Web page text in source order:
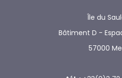
Île du
Bâtiment D -
57000